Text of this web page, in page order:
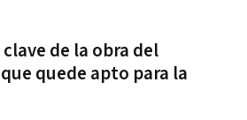
de la obra del
quede apto para la